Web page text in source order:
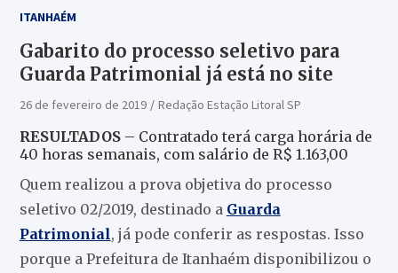
ITANHAÉM
Gabarito do processo seletivo para
Guarda Patrimonial já está no site
26 de fevereiro de 2019 Redação Estação Litoral SP
RESULTADOS– Contratado terá carga horária de
40 horas semanais, com salário de R$ 1.163,00
Quem realizou a prova objetiva do processo
seletivo 02/2019, destinado a Guarda
Patrimonial, já pode conferir as respostas. Isso
porque a Prefeitura de Itanhaém disponibilizou o